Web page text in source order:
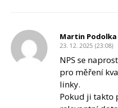
Martin Podolka
23. 12. 2025 (23:08)
NPS se
pro měření
linky.
Pokud ji takto